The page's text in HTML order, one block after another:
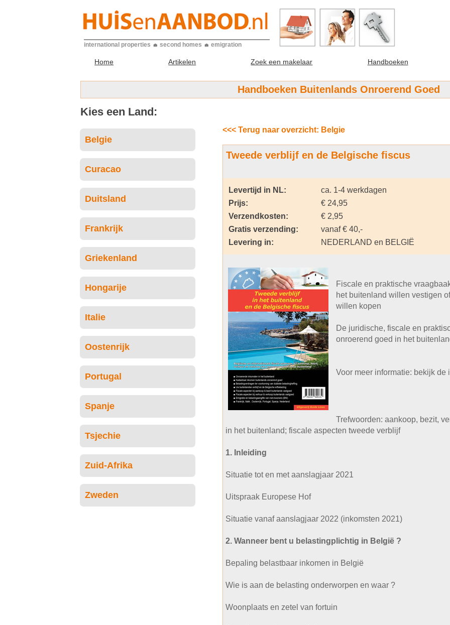
international properties second homes emigration
Home Artikelen Zoek een makelaar Handboeken
Handboeken Buitenlands Onroerend Goed
Kies een Land:
Belgie
Curacao
Duitsland
Frankrijk
Griekenland
Hongarije
Italie
Oostenrijk
Portugal
Spanje
Tsjechie
Zuid-Afrika
Zweden
<<< Terug naar overzicht: Belgie
Tweede verblijf en de Belgische fiscus
Levertijd in NL:
ca. 1-4 werkdagen
Prijs:
€ 24,95
Verzendkosten:
€ 2,95
Gratis verzending:
vanaf € 40,-
Levering in:
NEDERLAND en BELGIË
Fiscale en praktische
het buitenland willen vestigen
willen kopen
De juridische, fiscale en
onroerend goed in het
Voor meer informatie: bekijk de
Trefwoorden: aankoop, bezit,
in het buitenland; fiscale aspecten tweede verblijf
1. Inleiding
Situatie tot en met aanslagjaar 2021
Uitspraak Europese Hof
Situatie vanaf aanslagjaar 2022 (inkomsten 2021)
2. Wanneer bent u belastingplichtig in België ?
Bepaling belastbaar inkomen in België
Wie is aan de belasting onderworpen en waar ?
Woonplaats en zetel van fortuin